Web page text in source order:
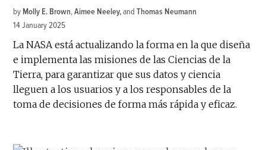
by Molly E. Brown,Aimee Neeley andThomas Neumann
14 January 2025
La NASA está actualizando la forma en la que diseña
e implementa las misiones de las Ciencias de la
Tierra, para garantizar que sus datos y ciencia
lleguen a los usuarios y a los responsables de la
toma de decisiones de forma más rápida y eficaz.